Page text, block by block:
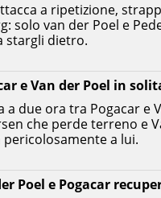
Poel e Pogacar
e Van der Poel in
a due ora tra Pogacar e
che perde terreno e
pericolosamente a lui.
a ripetizione,
solo van der Poel e
stargli dietro.